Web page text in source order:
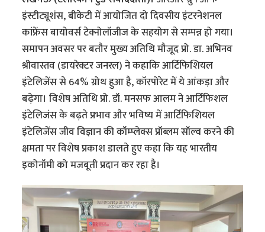
इंस्टीट्यूशंस, बीकेटी में आयोजित दो दिवसीय इंटरनेशनल
कांफ्रेंस बायोवर्स टेक्नोलॉजीज के सहयोग से सम्पन्न हो गया।
समापन अवसर पर बतौर मुख्य अतिथि मौजूद प्रो. डा. अभिनव
श्रीवास्तव (डायरेक्टर जनरल) ने कहाकि आर्टिफिशियल
इंटेलिजेंस से 64% ग्रोथ हुआ है, कॉरपोरेट में ये आंकड़ा और
बढ़ेगा। विशेष अतिथि प्रो. डॉ. मनसफ आलम ने आर्टिफिशल
इंटेलिजंस के बढ़ते प्रभाव और भविष्य में आर्टिफिशियल
इंटेलिजेंस जीव विज्ञान की कॉम्प्लेक्स प्रॉब्लम सॉल्व करने की
क्षमता पर विशेष प्रकाश डालते हुए कहा कि यह भारतीय
इकोनॉमी को मजबूती प्रदान कर रहा है।